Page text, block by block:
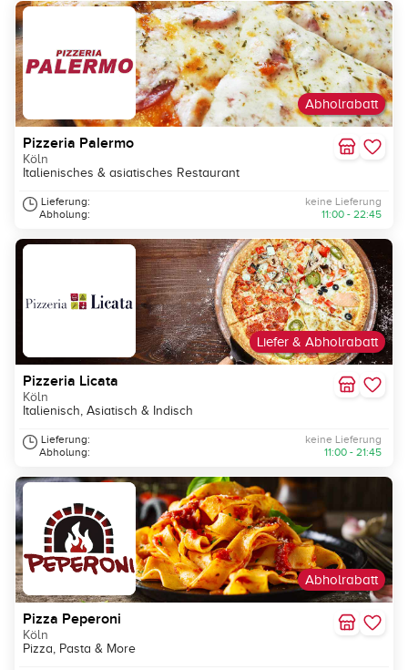
Abholrabatt
Pizzeria Palermo
Köln
Italienisches & asiatisches Restaurant
Lieferung:
Abholung:
keine Lieferung
11:00 - 22:45
Liefer & Abholrabatt
Pizzeria Licata
Köln
Italienisch, Asiatisch & Indisch
Lieferung:
Abholung:
keine Lieferung
11:00 - 21:45
Abholrabatt
Pizza Peperoni
Köln
Pizza, Pasta & More